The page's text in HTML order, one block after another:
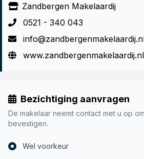
Zandbergen Makelaardij
0521 - 340 043
www.zandbergenmakelaardij.nl
Bezichtiging aanvragen
De makelaar neemt contact met u op
bevestigen.
Wel voorkeur